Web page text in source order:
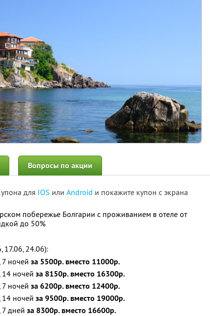
Вопросы по акции
для IOS или Android и покажите купон с экрана
побережье Болгарии с проживанием в отеле от
до 50%
17.06, 24.06):
ночей за 5500р. вместо 11000р.
14 ночей за 8150р. вместо 16300р.
ночей за 6200р. вместо 12400р.
14 ночей за 9500р. вместо 19000р.
дней за 8300р. вместо 16600р.